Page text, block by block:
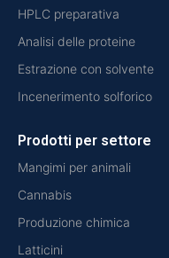
HPLC preparativa
Analisi delle proteine
Estrazione con solvente
Incenerimento solforico
Prodotti per settore
Mangimi per animali
Cannabis
Produzione chimica
Latticini